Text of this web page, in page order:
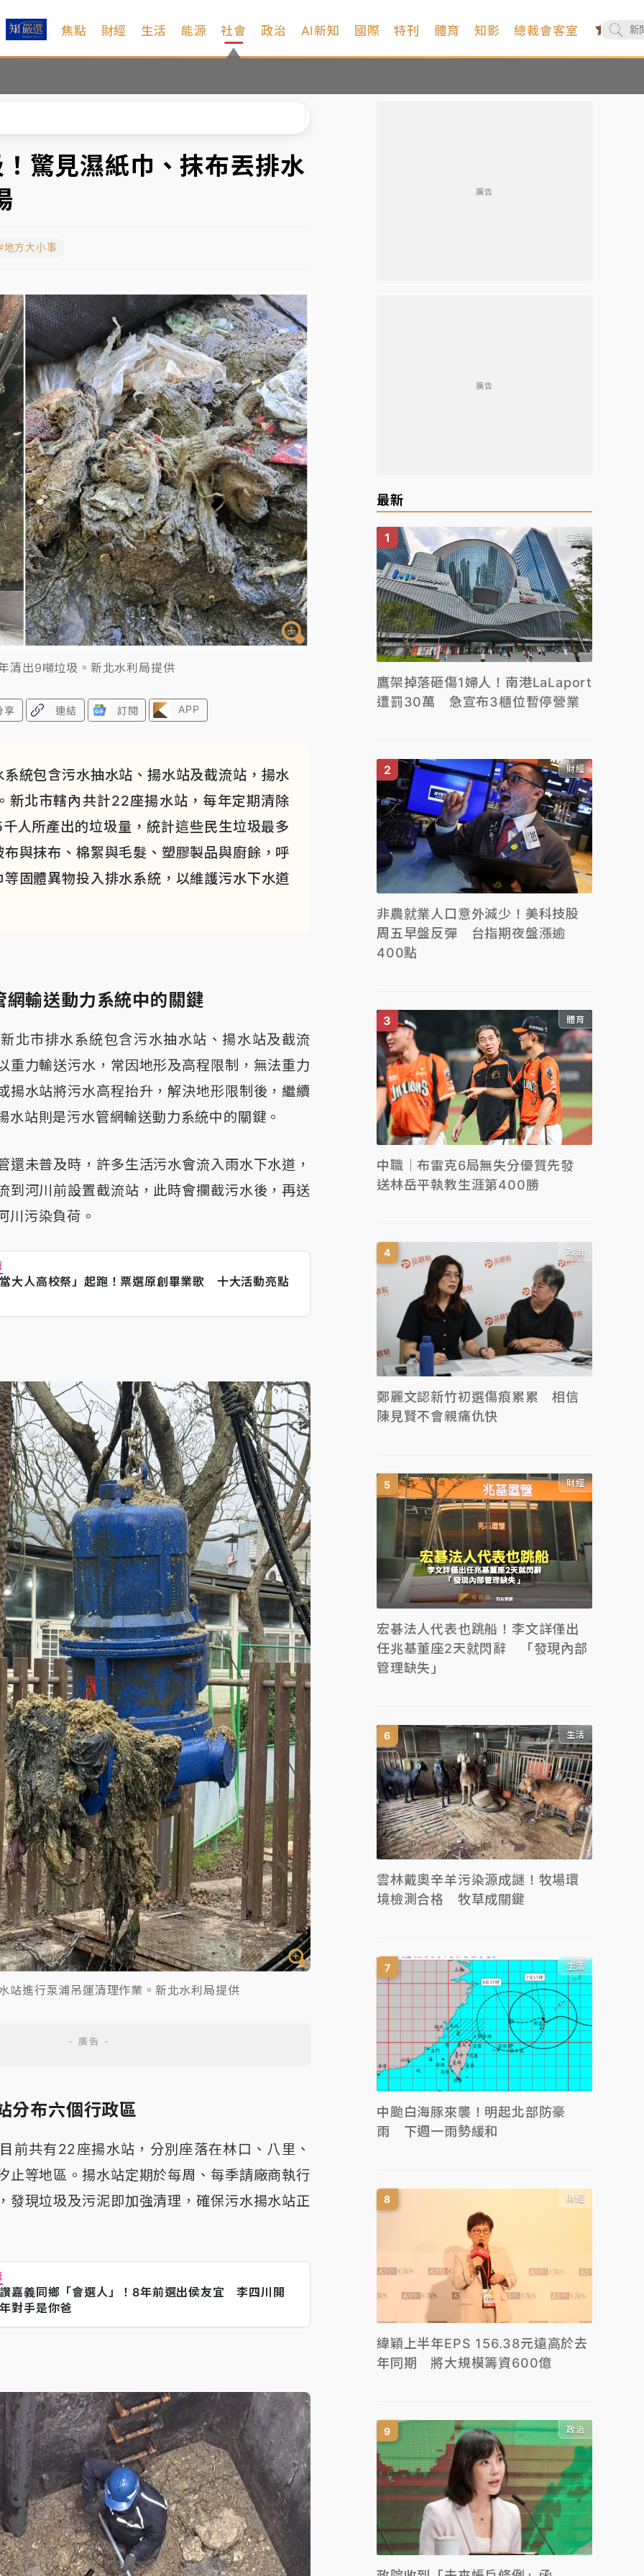
焦點 財經 生活 能源 社會 政治 AI新知 國際 特刊 體育 知影
總裁會客室
塞車 周六起展出延長至晚上7時
面曝光
聲請遭駁 理由曝光
度塞車 周六起展出延長至晚上7時
重開羈押庭
紫」降雨熱區曝
驚見濕紙巾、抹布丟排水
地方大小事
清出9噸垃圾。新北水利局提供
享 連結 訂閱 APP
統包含污水抽水站、揚水站及截流站，揚水
新北市轄內共計22座揚水站，每年定期清除
人所產出的垃圾量，統計這些民生垃圾最多
與抹布、棉絮與毛髮、塑膠製品與廚餘，呼
固體異物投入排水系統，以維護污水下水道
網輸送動力系統中的關鍵
北市排水系統包含污水抽水站、揚水站及截流
重力輸送污水，常因地形及高程限制，無法重力
揚水站將污水高程抬升，解決地形限制後，繼續
水站則是污水管網輸送動力系統中的關鍵。
還未普及時，許多生活污水會流入雨水下水道，
到河川前設置截流站，此時會攔截污水後，再送
川污染負荷。
大人高校祭」起跑！票選原創畢業歌 十大活動亮點
站進行泵浦吊運清理作業。新北水利局提供
分布六個行政區
前共有22座揚水站，分別座落在林口、八里、
止等地區。揚水站定期於每周、每季請廠商執行
發現垃圾及污泥即加強清理，確保污水揚水站正
嘉義同鄉「會選人」！8年前選出侯友宜 李四川開
對手是你爸
廣告
廣告
最新
生活
鷹架掉落砸傷1婦人！南港LaLaport
遭罰30萬 急宣布3櫃位暫停營業
財經
非農就業人口意外減少！美科技股
周五早盤反彈 台指期夜盤漲逾
400點
體育
中職｜布雷克6局無失分優質先發
送林岳平執教生涯第400勝
政治
鄭麗文認新竹初選傷痕累累 相信
陳見賢不會親痛仇快
財經
宏碁法人代表也跳船！李文詳僅出
任兆基董座2天就閃辭 「發現內部
管理缺失」
生活
雲林戴奧辛羊污染源成謎！牧場環
境檢測合格 牧草成關鍵
生活
中颱白海豚來襲！明起北部防豪
雨 下週一雨勢緩和
財經
緯穎上半年EPS 156.38元遠高於去
年同期 將大規模籌資600億
政治